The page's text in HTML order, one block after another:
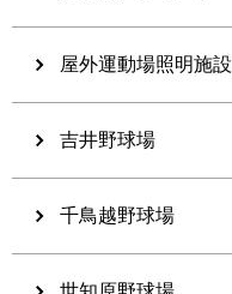
屋外運動場照明施
吉井野球場
千鳥越野球場